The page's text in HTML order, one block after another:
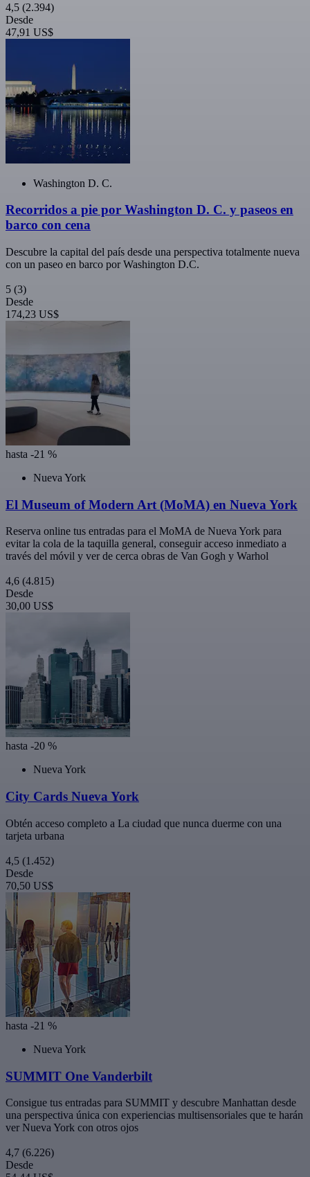
4,5 (2.394)
Desde
47,91 US$
Washington D. C.
Recorridos a pie por Washington D. C. y paseos en
barco con cena
Descubre la capital del país desde una perspectiva totalmente nueva
con un paseo en barco por Washington D.C.
5 (3)
Desde
174,23 US$
hasta -21 %
Nueva York
El Museum of Modern Art (MoMA) en Nueva York
Reserva online tus entradas para el MoMA de Nueva York para
evitar la cola de la taquilla general, conseguir acceso inmediato a
través del móvil y ver de cerca obras de Van Gogh y Warhol
4,6 (4.815)
Desde
30,00 US$
hasta -20 %
Nueva York
City Cards Nueva York
Obtén acceso completo a La ciudad que nunca duerme con una
tarjeta urbana
4,5 (1.452)
Desde
70,50 US$
hasta -21 %
Nueva York
SUMMIT One Vanderbilt
Consigue tus entradas para SUMMIT y descubre Manhattan desde
una perspectiva única con experiencias multisensoriales que te harán
ver Nueva York con otros ojos
4,7 (6.226)
Desde